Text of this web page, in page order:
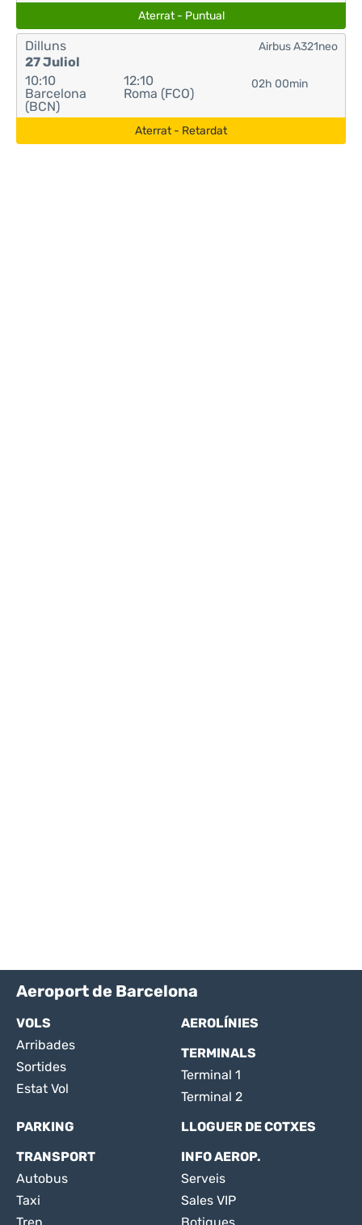
Aterrat - Puntual
Dilluns
27 Juliol
10:10
Barcelona
(BCN)
12:10
Roma (FCO)
02h 00min
Airbus A321neo
Aterrat - Retardat
Aeroport de Barcelona
VOLS
Arribades
Sortides
Estat Vol
AEROLÍNIES
TERMINALS
Terminal 1
Terminal 2
PARKING
LLOGUER DE COTXES
TRANSPORT
Autobus
Taxi
INFO AEROP.
Serveis
Sales VIP